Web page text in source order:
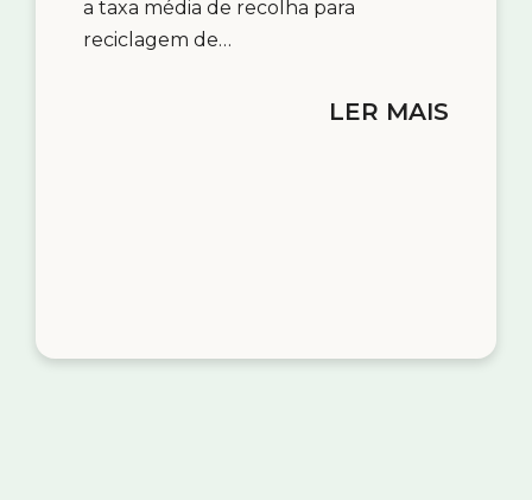
a taxa média de recolha para
reciclagem de…
LER MAIS